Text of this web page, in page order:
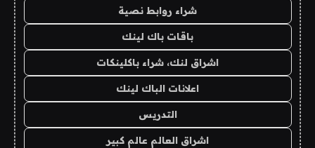
شراء روابط نصية
باقات باك لينك
اشراق لنك، شراء باكلينكات
اعلانات الباك لينك
التدريس
اشراق العالم عالم كبير